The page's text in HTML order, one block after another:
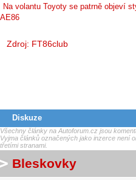
Na volantu Toyoty se patrně objeví
AE86
Zdroj: FT86club
Diskuze
Všechny články na Autoforum.cz jsou
Vyjma článků označených jako inzerce není
třetími stranami.
Bleskovky